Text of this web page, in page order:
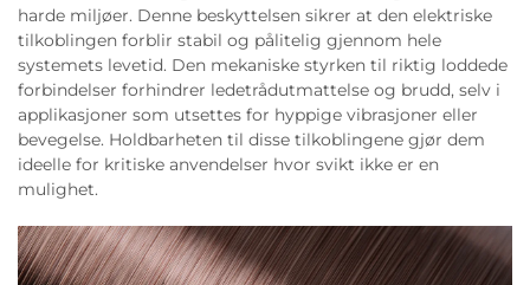
harde miljøer. Denne beskyttelsen sikrer at den elektriske
tilkoblingen forblir stabil og pålitelig gjennom hele
systemets levetid. Den mekaniske styrken til riktig loddede
forbindelser forhindrer ledetrådutmattelse og brudd, selv i
applikasjoner som utsettes for hyppige vibrasjoner eller
bevegelse. Holdbarheten til disse tilkoblingene gjør dem
ideelle for kritiske anvendelser hvor svikt ikke er en
mulighet.